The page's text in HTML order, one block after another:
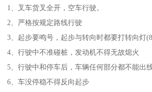
1、叉车货叉全开，空车行驶。
2、严格按规定路线行驶
3、起步要鸣号，起步与转向时都要打转向灯
4、行驶中不准碰桩，发动机不得无故熄火
5、行驶中和停车后，车辆任何部分都不能出
6、车没停稳不得反向起步